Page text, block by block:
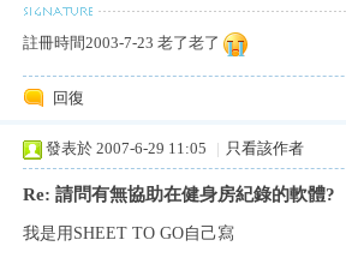
註冊時間2003-7-23 老了老了
回復
發表於 2007-6-29 11:05 | 只看該作者
Re: 請問有無協助在健身房紀錄的軟體?
我是用SHEET TO GO自己寫